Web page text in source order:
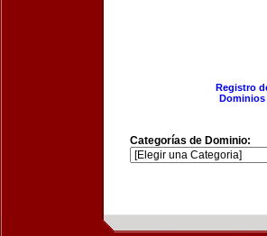
Registro
Dominios
Categorías de Dominio: